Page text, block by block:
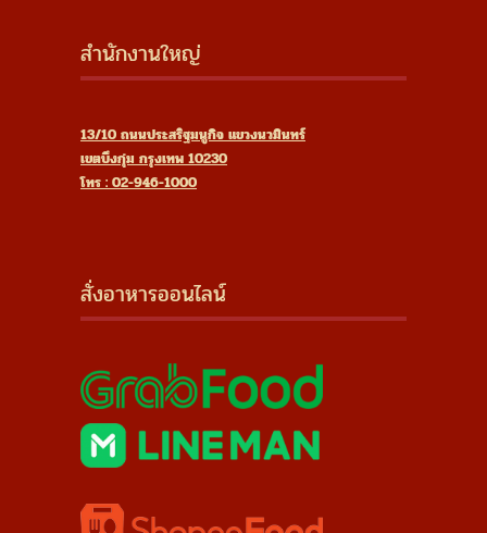
สำนักงานใหญ่
13/10 ถนนประสริฐมนูกิจ แขวงนวมินทร์
เขตบึงกุ่ม กรุงเทพ 10230
โทร : 02-946-1000
สั่งอาหารออนไลน์